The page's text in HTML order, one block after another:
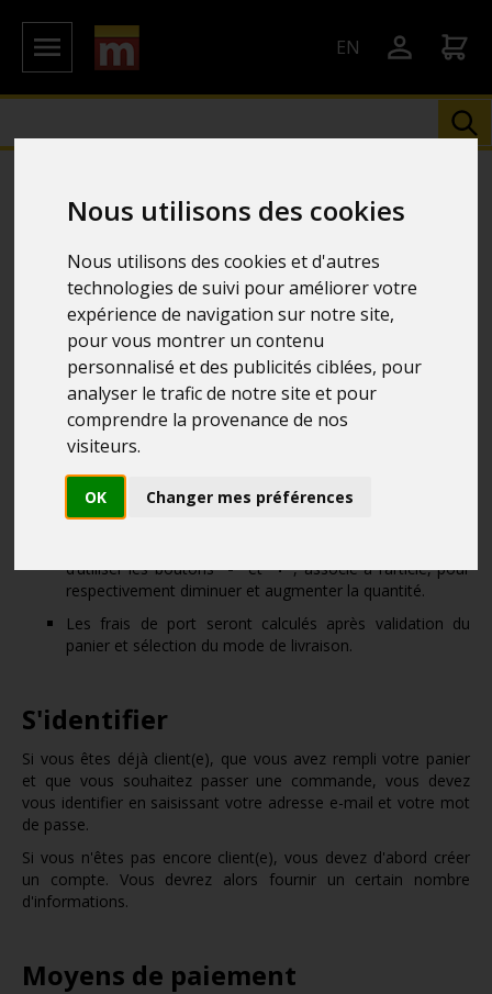
Nous utilisons des cookies
Nous utilisons des cookies et d'autres
technologies de suivi pour améliorer votre
expérience de navigation sur notre site,
pour vous montrer un contenu
personnalisé et des publicités ciblées, pour
analyser le trafic de notre site et pour
comprendre la provenance de nos
visiteurs.
OK Changer mes préférences
EN
Votre commande pas à pas
Utiliser le Panier
Vous pouvez passer commande rapidement et facilement :
Sélectionner l'article que vous désirez acheter, soit via le
menu des familles des produits, soit via le champ de
saisie de la zone de recherche. Une fois dans la page de
l’article, il vous suffit de cliquer sur le bouton
au Panier"
Pour supprimer un article de votre panier, il suffit de
cliquer sur le bouton
"Supprimer"
d’utiliser les boutons"-"et"+", associé à l’article, pour
respectivement diminuer et augmenter la quantité.
Les frais de port seront calculés après validation du
panier et sélection du mode de livraison.
S'identifier
Si vous êtes déjà client(e), que vous avez rempli votre panier
et que vous souhaitez passer une commande, vous devez
vous identifier en saisissant votre adresse e-mail et votre mot
de passe.
Si vous n'êtes pas encore client(e), vous devez d'abord créer
un compte. Vous devrez alors fournir un certain nombre
d'informations.
Moyens de paiement